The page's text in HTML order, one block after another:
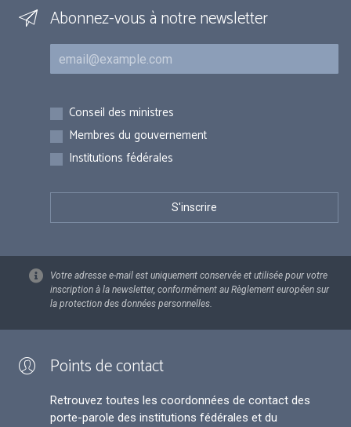
Abonnez-vous à notre newsletter
Courriel
Inscriptions
Conseil des ministres
Membres du gouvernement
Institutions fédérales
Votre adresse e-mail est uniquement conservée et utilisée pour votre
inscription à la newsletter, conformément au Règlement européen sur
la protection des données personnelles.
Points de contact
Retrouvez toutes les coordonnées de contact des
porte-parole des institutions fédérales et du